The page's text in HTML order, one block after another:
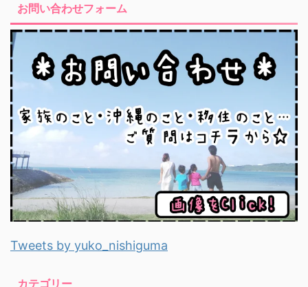
お問い合わせフォーム
Tweets by yuko_nishiguma
カテゴリー